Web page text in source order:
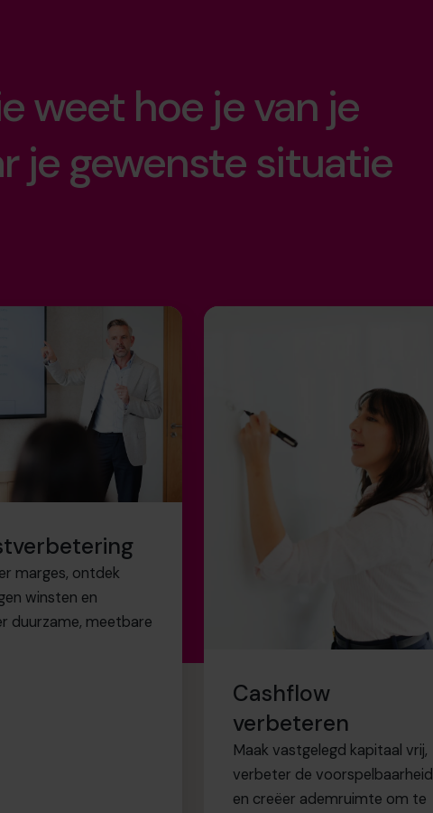
weet hoe je van je
je gewenste situatie
marges, ontdek
winsten en
duurzame, meetbare
Cashflow
verbeteren
Maak vastgelegd kapitaal vrij,
verbeter de voorspelbaarheid
en creëer ademruimte om te